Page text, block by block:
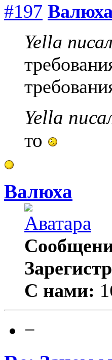
#197
Yella
Yella
то
Валюха
С нами:
−